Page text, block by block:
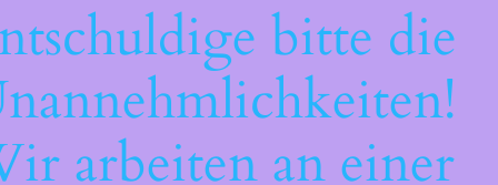
bitte die
arbeiten an einer